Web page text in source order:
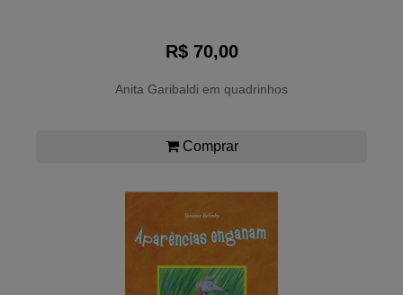
R$ 70,00
Anita Garibaldi em quadrinhos
Comprar